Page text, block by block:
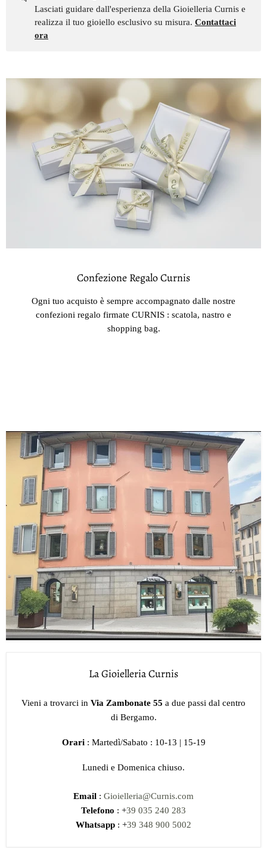
Lasciati guidare dall'esperienza della Gioielleria Curnis e
realizza il tuo gioiello esclusivo su misura. Contattaci
ora
Confezione Regalo Curnis
Ogni tuo acquisto è sempre accompagnato dalle nostre
confezioni regalo firmate CURNIS : scatola, nastro e
shopping bag.
La Gioielleria Curnis
Vieni a trovarci in Via Zambonate 55 a due passi dal centro
di Bergamo.
Orari : Martedì/Sabato : 10-13 | 15-19
Lunedi e Domenica chiuso.
Email : Gioielleria@Curnis.com
Telefono : +39 035 240 283
Whatsapp : +39 348 900 5002